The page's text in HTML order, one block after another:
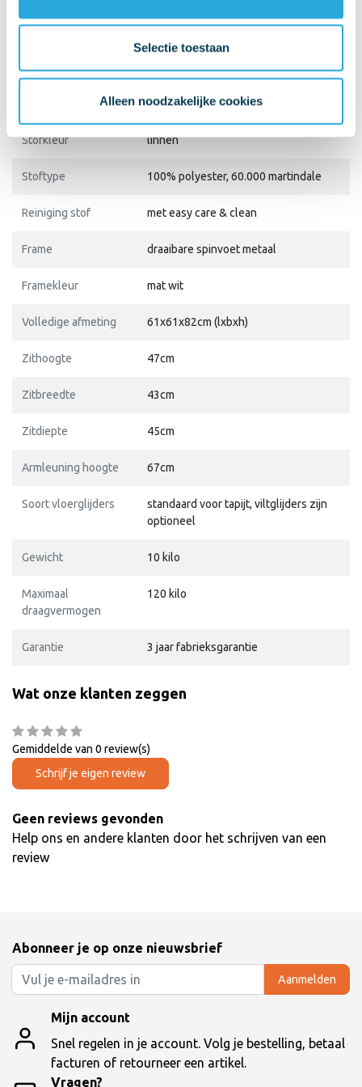
Selectie toestaan
Alleen noodzakelijke cookies
Merk
Deasc.
Shell
Specificaties
van koudschuim gemaakt
Stofkleur linnen
Stoftype 100% polyester, 60.000 martindale
Reiniging stof met easy care & clean
Frame draaibare spinvoet metaal
Framekleur mat wit
Volledige afmeting 61x61x82cm (lxbxh)
Zithoogte 47cm
Zitbreedte 43cm
Zitdiepte 45cm
Armleuning hoogte 67cm
Soort vloerglijders
standaard voor tapijt, viltglijders zijn
optioneel
Gewicht 10 kilo
Maximaal
draagvermogen
120 kilo
Garantie 3 jaar fabrieksgarantie
Wat onze klanten zeggen
Gemiddelde van 0 review(s)
Schrijf je eigen review
Geen reviews gevonden
Help ons en andere klanten door het schrijven van een
review
Abonneer je op onze nieuwsbrief
Aanmelden
Mijn account
Snel regelen in je account. Volg je bestelling, betaal
facturen of retourneer een artikel.
Vragen?